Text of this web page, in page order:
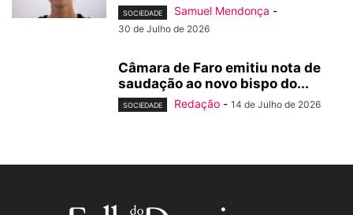
SOCIEDADE Samuel Mendonça -
30 de Julho de 2026
Câmara de Faro emitiu nota de
saudação ao novo bispo do...
SOCIEDADE Redação - 14 de Julho de 2026